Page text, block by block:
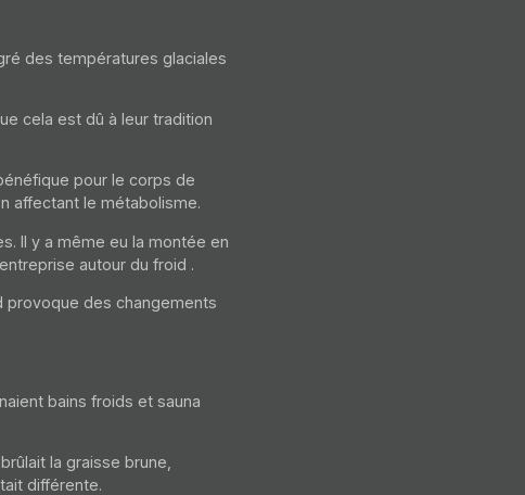
des températures glaciales
cela est dû à leur tradition
pour le corps de
affectant le métabolisme.
Il y a même eu la montée en
autour du froid .
provoque des changements
bains froids et sauna
la graisse brune,
différente.